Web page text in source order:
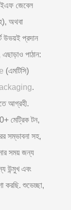
জেবেল
অথবা
উভয়ই প্রদান
পাঠান:
(এমটিসি)
.
আগ্রহী.
মেট্রিক টন,
সম্ভাবনা সহ,
সময় জন্য
উন্মুখ এবং
করছি. শুভেচ্ছা,